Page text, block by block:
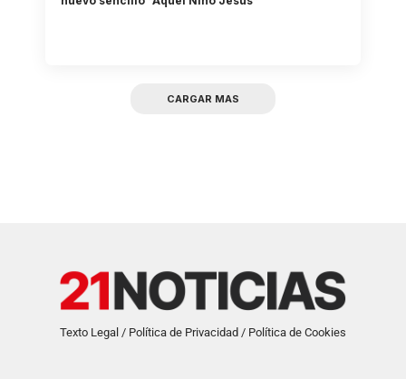
CARGAR MAS
Texto Legal / Política de Privacidad / Política de Cookies